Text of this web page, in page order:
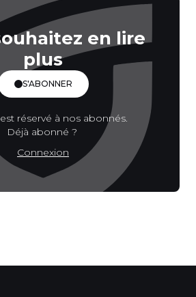
en lire
plus
S'ABONNER
réservé à nos abonnés.
Déjà abonné ?
Connexion